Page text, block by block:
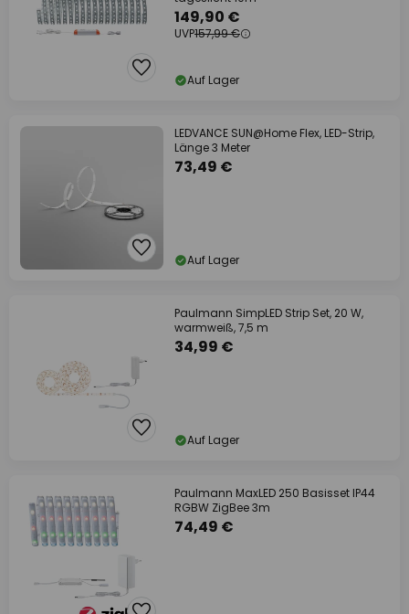
149,90 €
UVP157,99 €
Auf Lager
LEDVANCE SUN@Home Flex, LED-Strip,
Länge 3 Meter
73,49 €
Auf Lager
Paulmann SimpLED Strip Set, 20 W,
warmweiß, 7,5 m
34,99 €
Auf Lager
Paulmann MaxLED 250 Basisset IP44
RGBW ZigBee 3m
74,49 €